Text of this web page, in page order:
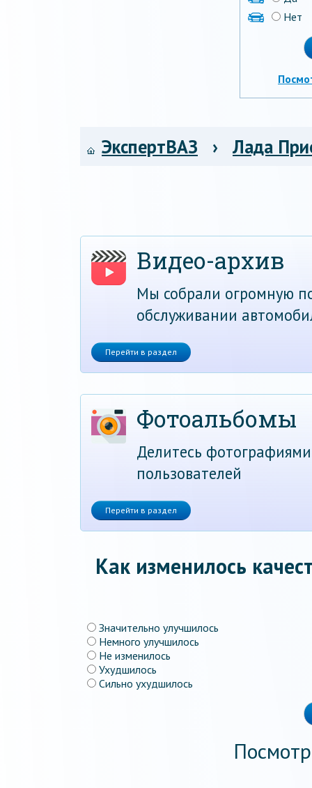
Нет
ЭкспертВАЗ › Лада
Видео-архив
Мы собрали огромную
обслуживании
Перейти в раздел
Фотоальбомы
Делитесь
пользователей
Перейти в раздел
Как изменилось
Значительно улучшилось
Немного улучшилось
Не изменилось
Ухудшилось
Сильно ухудшилось